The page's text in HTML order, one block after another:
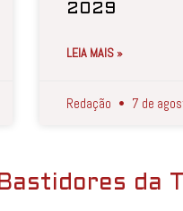
2029
LEIA MAIS »
Redação 7 de
da